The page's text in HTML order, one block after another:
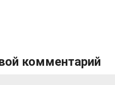
комментарий